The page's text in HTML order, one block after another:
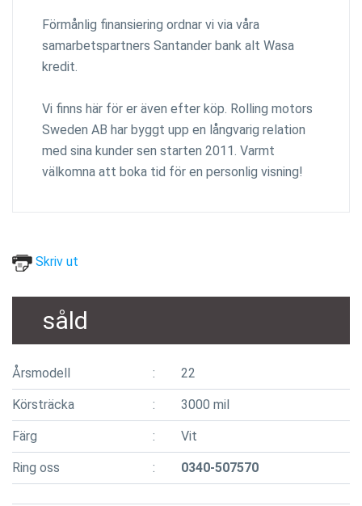
Förmånlig finansiering ordnar vi via våra
samarbetspartners Santander bank alt Wasa
kredit.
Vi finns här för er även efter köp. Rolling motors
Sweden AB har byggt upp en långvarig relation
med sina kunder sen starten 2011. Varmt
välkomna att boka tid för en personlig visning!
Skriv ut
såld
Årsmodell 22
Körsträcka 3000 mil
Färg Vit
Ring oss 0340-507570